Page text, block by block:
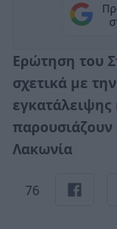
Ερώτηση του
σχετικά με
παρουσιάζουν
Λακωνία
76